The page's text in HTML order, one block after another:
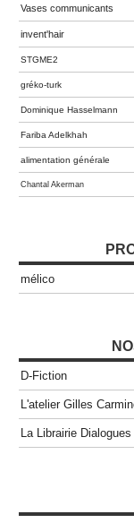
Vases communicants
invent'hair
STGME2
gréko-turk
Dominique Hasselmann
Fariba Adelkhah
alimentation générale
Chantal Akerman
mélico
D-Fiction
L'atelier Gilles
La Librairie Dialogues